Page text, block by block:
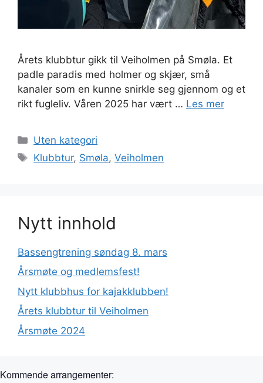
Årets klubbtur gikk til Veiholmen på Smøla. Et
padle paradis med holmer og skjær, små
kanaler som en kunne snirkle seg gjennom og et
rikt fugleliv. Våren 2025 har vært … Les mer
Kategorier
Uten kategori
Stikkord
Klubbtur, Smøla,Veiholmen
Nytt innhold
Bassengtrening søndag 8. mars
Årsmøte og medlemsfest!
Nytt klubbhus for kajakklubben!
Årets klubbtur til Veiholmen
Årsmøte 2024
Kommende arrangementer: